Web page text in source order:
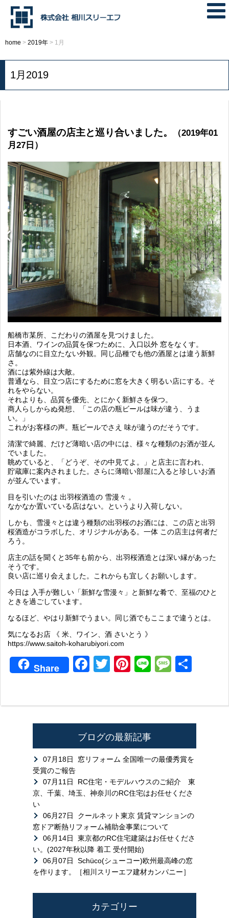
home > 2019年 > 1月
1月2019
すごい酒屋の店主と巡り合いました。
（2019年01
月27日）
船橋市某所、こだわりの酒屋を見つけました。
日本酒、ワインの品質を保つために、入口以外 窓をなくす。
店舗なのに目立たない外観。同じ品種でも他の酒屋とは違う新鮮
さ。
酒には紫外線は大敵。
普通なら、目立つ店にするために窓を大きく明るい店にする。そ
れをやらない。
それよりも、品質を優先、とにかく新鮮さを保つ。
商人らしからぬ発想、「この店の瓶ビールは味が違う、うま
い。」
これがお客様の声。瓶ビールでさえ 味が違うのだそうです。
清潔で綺麗、だけど薄暗い店の中には、様々な種類のお酒が並ん
でいました。
眺めていると、「どうぞ、その中見てよ。」と店主に言われ、
貯蔵庫に案内されました。さらに薄暗い部屋に入ると珍しいお酒
が並んでいます。
目を引いたのは 出羽桜酒造の 雪漫々 。
なかなか置いている店はない。というより入荷しない。
しかも、雪漫々とは違う種類の出羽桜のお酒には、この店と出羽
桜酒造がコラボした、オリジナルがある。一体 この店主は何者だ
ろう。
店主の話を聞くと35年も前から、出羽桜酒造とは深い縁があった
そうです。
良い店に巡り会えました。これからも宜しくお願いします。
今日は 入手が難しい「新鮮な雪漫々」と新鮮な肴で、至福のひと
ときを過ごしています。
なるほど、やはり新鮮でうまい。同じ酒でもここまで違うとは。
気になるお店 《 米、ワイン、酒 さいとう 》
https://www.saitoh-koharubiyori.com
Share Facebook
Twitter
Pinterest
Line
ブログの最新記事
07月18日
窓リフォーム 全国唯一の最優秀賞を
受賞のご報告
07月11日
RC住宅・モデルハウスのご紹介 東
京、千葉、埼玉、神奈川のRC住宅はお任せくださ
い
06月27日
クールネット東京 賃貸マンションの
窓ドア断熱リフォーム補助金事業について
06月14日
東京都のRC住宅建築はお任せくださ
い。(2027年秋以降 着工 受付開始)
06月07日
Schüco(シューコー)欧州最高峰の窓
を作ります。［相川スリーエフ建材カンパニー］
カテゴリー